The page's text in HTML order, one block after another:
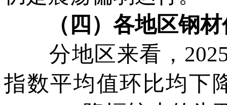
（四）各地区钢材
分地区来看，2025
指数平均值环比均下